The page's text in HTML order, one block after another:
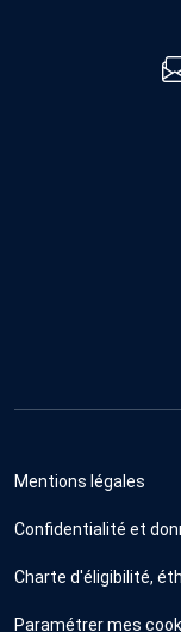
Mentions légales
Confidentialité et
Charte d'éligibilité,
Paramétrer mes